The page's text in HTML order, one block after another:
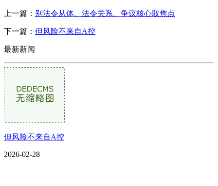
上一篇： 别法令从体、法令关系、争议核心取焦点
下一篇： 但风险不来自A控
最新新闻
但风险不来自A控
2026-02-28